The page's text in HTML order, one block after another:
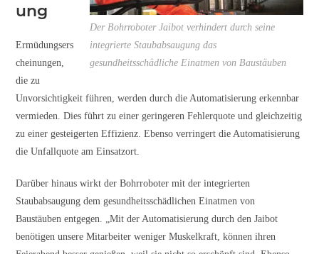
Der Bohrroboter Jaibot verhindert durch seine
integrierte Staubabsaugung das
gesundheitsschädliche Einatmen von Baustäuben
ung
Ermüdungsers
cheinungen,
die zu
Unvorsichtigkeit führen, werden durch die Automatisierung erkennbar
vermieden. Dies führt zu einer geringeren Fehlerquote und gleichzeitig
zu einer gesteigerten Effizienz. Ebenso verringert die Automatisierung
die Unfallquote am Einsatzort.
Darüber hinaus wirkt der Bohrroboter mit der integrierten
Staubabsaugung dem gesundheitsschädlichen Einatmen von
Baustäuben entgegen. „Mit der Automatisierung durch den Jaibot
benötigen unsere Mitarbeiter weniger Muskelkraft, können ihren